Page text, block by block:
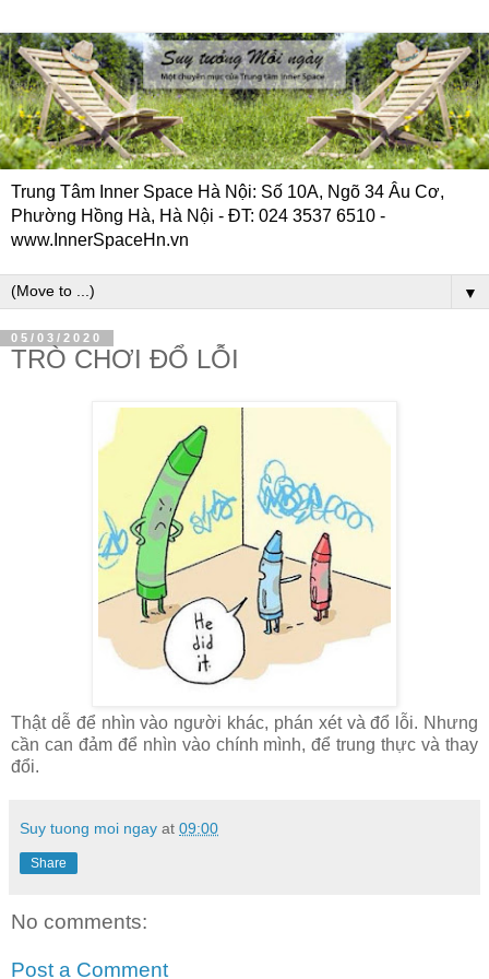
Trung Tâm Inner Space Hà Nội: Số 10A, Ngõ 34 Âu Cơ,
Phường Hồng Hà, Hà Nội - ĐT: 024 3537 6510 -
www.InnerSpaceHn.vn
▼
05/03/2020
TRÒ CHƠI ĐỔ LỖI
Thật dễ để nhìn vào người khác, phán xét và đổ lỗi. Nhưng
cần can đảm để nhìn vào chính mình, để trung thực và thay
đổi.
Suy tuong moi ngay at 09:00
Share
No comments:
Post a Comment